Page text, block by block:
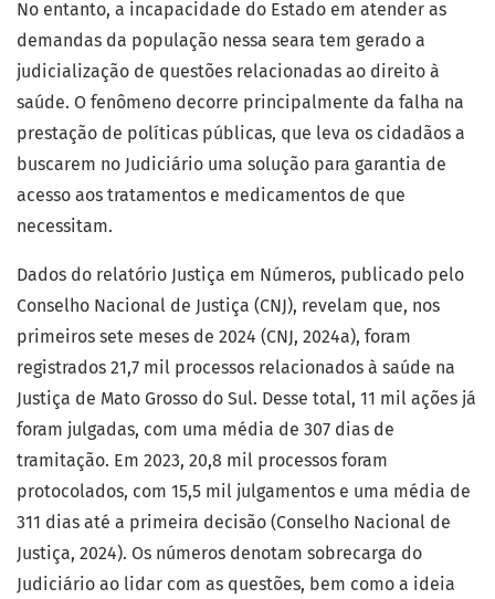
No entanto, a incapacidade do Estado em atender as
demandas da população nessa seara tem gerado a
judicialização de questões relacionadas ao direito à
saúde. O fenômeno decorre principalmente da falha na
prestação de políticas públicas, que leva os cidadãos a
buscarem no Judiciário uma solução para garantia de
acesso aos tratamentos e medicamentos de que
necessitam.
Dados do relatório Justiça em Números, publicado pelo
Conselho Nacional de Justiça (CNJ), revelam que, nos
primeiros sete meses de 2024 (CNJ, 2024a), foram
registrados 21,7 mil processos relacionados à saúde na
Justiça de Mato Grosso do Sul. Desse total, 11 mil ações já
foram julgadas, com uma média de 307 dias de
tramitação. Em 2023, 20,8 mil processos foram
protocolados, com 15,5 mil julgamentos e uma média de
311 dias até a primeira decisão (Conselho Nacional de
Justiça, 2024). Os números denotam sobrecarga do
Judiciário ao lidar com as questões, bem como a ideia